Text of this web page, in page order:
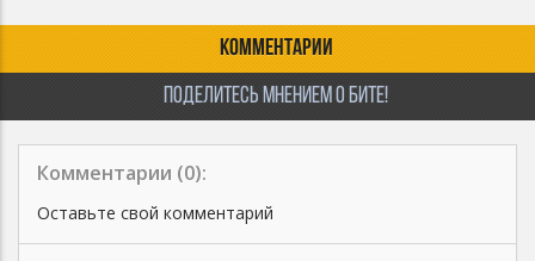
✅ Композиция снимается с продажи и авторские права
КОММЕНТАРИИ
ПОДЕЛИТЕСЬ МНЕНИЕМ О БИТЕ!
Комментарии (0):
Оставьте свой комментарий